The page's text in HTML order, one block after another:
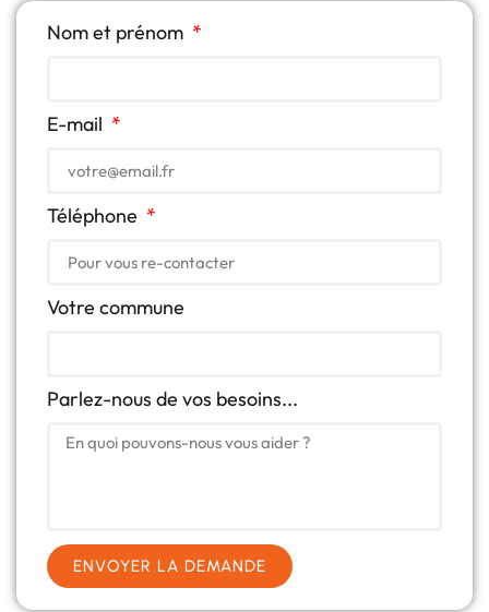
Nom et prénom
E-mail
Téléphone
Votre commune
Parlez-nous de vos besoins...
ENVOYER LA DEMANDE